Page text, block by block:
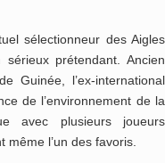
sélectionneur des Aigles
prétendant. Ancien
Guinée, l’ex-international
de l’environnement de la
avec plusieurs joueurs
l’un des favoris.